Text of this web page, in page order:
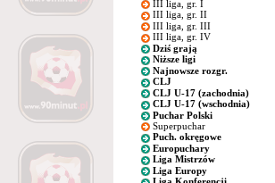
III liga, gr. I
III liga, gr. II
III liga, gr. III
III liga, gr. IV
Dziś grają
Niższe ligi
Najnowsze rozgr.
CLJ
CLJ U-17 (zachodnia)
CLJ U-17 (wschodnia)
Puchar Polski
Superpuchar
Puch. okręgowe
Europuchary
Liga Mistrzów
Liga Europy